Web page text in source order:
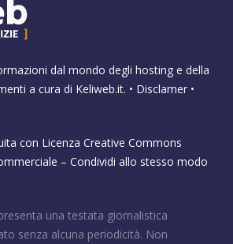
dal mondo degli hosting e della
a cura di Keliweb.it. • Disclamer •
con Licenza Creative Commons
– Condividi allo stesso modo
una testata giornalistica
senza alcuna periodicità. Non